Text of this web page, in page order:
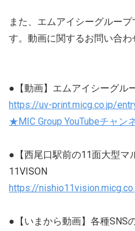
また、エムアイシーグループ
す。動画に関するお問い合わ
●【動画】エムアイシーグル
https://uv-print.micg.co.jp/
★MIC Group YouTubeチャン
●【西尾口駅前の11面大型マ
11VISON
https://
●【いまから動画】各種SNS